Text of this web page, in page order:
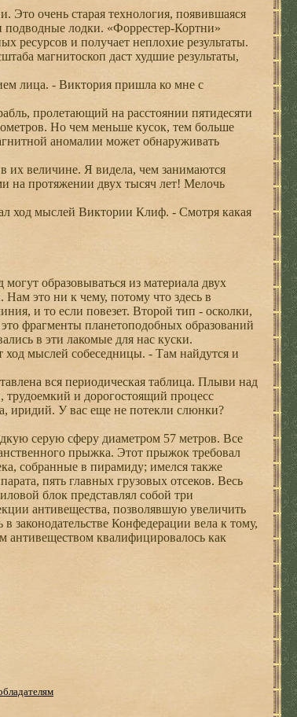
очень старая технология, появившаяся
лодки. «Форрестер-Кортни»
ресурсов и получает неплохие результаты.
магнитоскоп даст худшие результаты,
лица. - Виктория пришла ко мне с
пролетающий на расстоянии пятидесяти
Но чем меньше кусок, тем больше
аномалии может обнаруживать
величине. Я видела, чем занимаются
на протяжении двух тысяч лет! Мелочь
ход мыслей Виктории Клиф. - Смотря какая
образовываться из материала двух
это ни к чему, потому что здесь в
и то если повезет. Второй тип - осколки,
фрагменты планетоподобных образований
в эти лакомые для нас куски.
ход мыслей собеседницы. - Там найдутся и
вся периодическая таблица. Плыви над
и дорогостоящий процесс
иридий. У вас еще не потекли слюнки?
серую сферу диаметром 57 метров. Все
прыжка. Этот прыжок требовал
собранные в пирамиду; имелся также
пять главных грузовых отсеков. Весь
блок представлял собой три
антивещества, позволявшую увеличить
законодательстве Конфедерации вела к тому,
антивеществом квалифицировалось как